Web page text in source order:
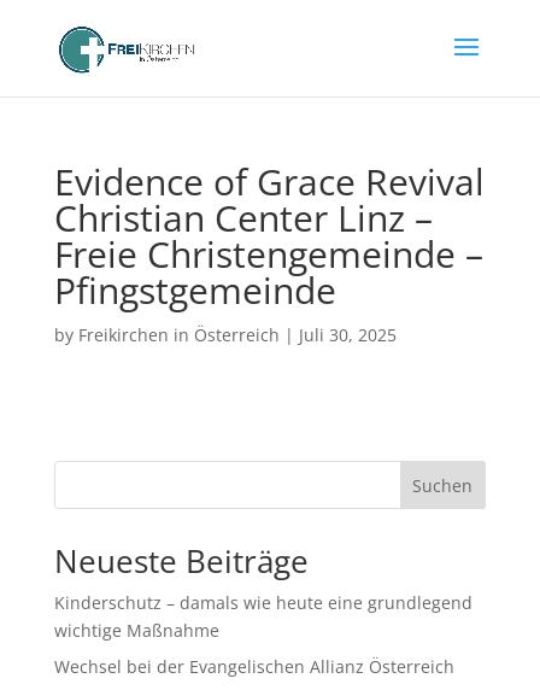
Evidence of Grace Revival
Christian Center Linz –
Freie Christengemeinde –
Pfingstgemeinde
by Freikirchen in Österreich | Juli 30, 2025
Suchen
Neueste Beiträge
Kinderschutz – damals wie heute eine grundlegend
wichtige Maßnahme
Wechsel bei der Evangelischen Allianz Österreich